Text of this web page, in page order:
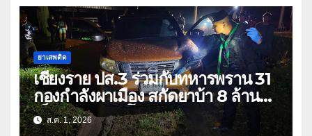
ยาเสพติด
เชียงราย ปส.3 ร่วมกับทหารพราน 31
กองกำลังผาเมือง สกัดยาบ้า 8 ล้าน
เม็ด เครือข่าย โล่ง แซ่ลี
ส.ค. 1, 2026